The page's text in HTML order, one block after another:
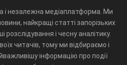
і незалежна медіаплатформа. Ми
найкращі статті запорізьких
розслідування і чесну аналітику.
читачів, тому ми відбираємо і
інформацію про події